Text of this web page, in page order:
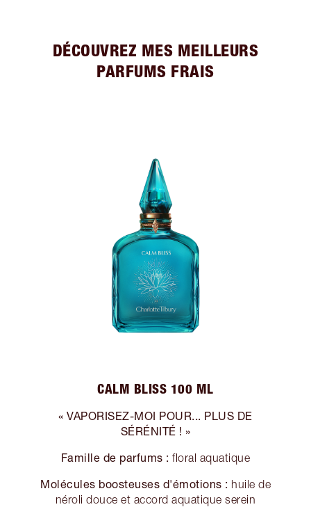
DÉCOUVREZ MES MEILLEURS
PARFUMS FRAIS
CALM BLISS 100 ML
« VAPORISEZ-MOI POUR... PLUS DE
SÉRÉNITÉ ! »
Famille de parfums : floral aquatique
Molécules boosteuses d'émotions : huile de
néroli douce et accord aquatique serein